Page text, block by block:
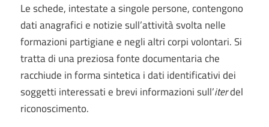
Le schede, intestate a singole persone, contengono
dati anagrafici e notizie sull’attività svolta nelle
formazioni partigiane e negli altri corpi volontari. Si
tratta di una preziosa fonte documentaria che
racchiude in forma sintetica i dati identificativi dei
soggetti interessati e brevi informazioni sull’iterdel
riconoscimento.